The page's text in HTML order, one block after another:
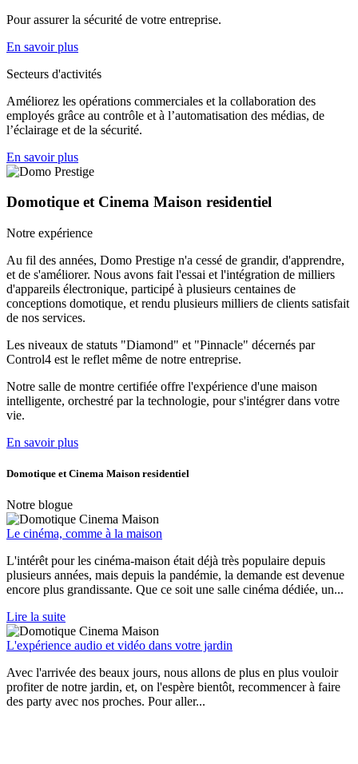
Pour assurer la sécurité de votre entreprise.
En savoir plus
Secteurs d'activités
Améliorez les opérations commerciales et la collaboration des
employés grâce au contrôle et à l’automatisation des médias, de
l’éclairage et de la sécurité.
En savoir plus
Domotique et Cinema Maison residentiel
Notre expérience
Au fil des années, Domo Prestige n'a cessé de grandir, d'apprendre,
et de s'améliorer. Nous avons fait l'essai et l'intégration de milliers
d'appareils électronique, participé à plusieurs centaines de
conceptions domotique, et rendu plusieurs milliers de clients satisfait
de nos services.
Les niveaux de statuts "Diamond" et "Pinnacle" décernés par
Control4 est le reflet même de notre entreprise.
Notre salle de montre certifiée offre l'expérience d'une maison
intelligente, orchestré par la technologie, pour s'intégrer dans votre
vie.
En savoir plus
Domotique et Cinema Maison residentiel
Notre blogue
Le cinéma, comme à la maison
L'intérêt pour les cinéma-maison était déjà très populaire depuis
plusieurs années, mais depuis la pandémie, la demande est devenue
encore plus grandissante. Que ce soit une salle cinéma dédiée, un...
Lire la suite
L'expérience audio et vidéo dans votre jardin
Avec l'arrivée des beaux jours, nous allons de plus en plus vouloir
profiter de notre jardin, et, on l'espère bientôt, recommencer à faire
des party avec nos proches. Pour aller...